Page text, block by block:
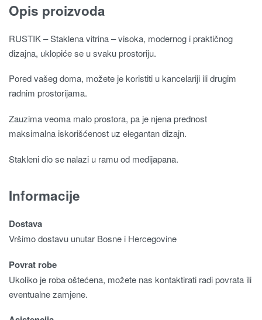
Opis proizvoda
RUSTIK – Staklena vitrina – visoka, modernog i praktičnog
dizajna, uklopiće se u svaku prostoriju.
Pored vašeg doma, možete je koristiti u kancelariji ili drugim
radnim prostorijama.
Zauzima veoma malo prostora, pa je njena prednost
maksimalna iskorišćenost uz elegantan dizajn.
Stakleni dio se nalazi u ramu od medijapana.
Informacije
Dostava
Vršimo dostavu unutar Bosne i Hercegovine
Povrat robe
Ukoliko je roba oštećena, možete nas kontaktirati radi povrata ili
eventualne zamjene.